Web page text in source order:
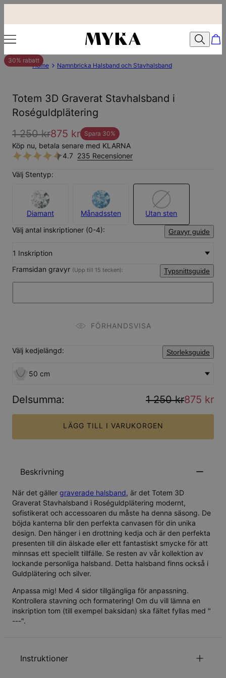
30% rabatt
Home Namnbricka Halsband och Stavhalsband
Totem 3D Graverat Stavhalsband i
Roséguldplätering
1 250 kr875 kr Spara 30%
Köp nu, betala senare med KLARNA
4.7 235 Recensioner
Välj Stentyp:
Diamant Månadssten
Utan sten
Välj antal inskriptioner (0-4):
Gravyr guide
1 Inskription
Framsidan gravyr (Upp till 15 tecken): Typsnittsguide
FÖRHANDSVISA
Välj kedjelängd: Storleksguide
50 cm
Delsumma: 1 250 kr875 kr
LÄGG TILL I VARUKORGEN
Beskrivning
När det gäller graverade halsband, är det Totem 3D
Graverat Stavhalsband i Roséguldplätering modernt,
sofistikerat och accessoaren du måste ha denna säsong. De
böjda kanterna blir den perfekta canvasen för din unika
design. Den hänger i en drottning kedja och är den perfekta
presenten till din älskade eller ett fantastiskt smycke för att
minnsas ett speciellt tillfälle. Se resten av vår kollektion av
lockande personliga halsband. Detta halsband finns också i
Guldplätering och silver.
Anpassa mig! Med 4 sidor tillgängliga för anpassning.
Kontrollera stavning och formatering! Om du vill lämna en
inskription tom (till exempel baksidan) ska fältet fyllas med "
---".
Instruktioner